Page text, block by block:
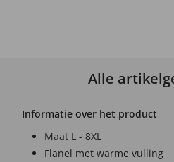
Alle
Informatie over het product
Maat L - 8XL
Flanel met warme vulling